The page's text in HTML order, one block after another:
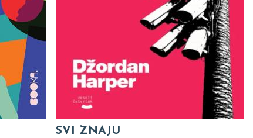
SVI ZNAJU